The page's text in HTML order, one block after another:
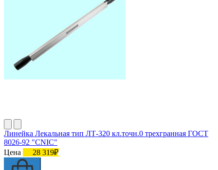
Линейка Лекальная тип ЛТ-320 кл.точн.0 трехгранная ГОСТ
8026-92 "CNIC"
Цена
28 319₽